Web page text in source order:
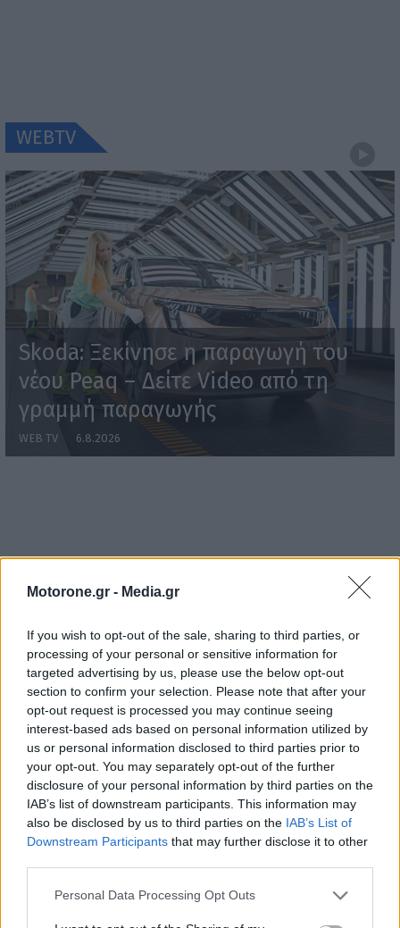
Motorone.gr - Media.gr
If you wish to opt-out of the sale, sharing to third parties, or
processing of your personal or sensitive information for
targeted advertising by us, please use the below opt-out
section to confirm your selection. Please note that after your
opt-out request is processed you may continue seeing
interest-based ads based on personal information utilized by
us or personal information disclosed to third parties prior to
your opt-out. You may separately opt-out of the further
disclosure of your personal information by third parties on the
IAB’s list of downstream participants. This information may
also be disclosed by us to third parties on the IAB’s List of
Downstream Participants that may further disclose it to other
Personal Data Processing Opt Outs
WEBTV
Skoda: Ξεκίνησε η παραγωγή του
νέου Peaq – Δείτε Video από τη
γραμμή παραγωγής
WEB TV 6.8.2026
ΕΠΙΚΑΙΡΟΤΗΤΑ